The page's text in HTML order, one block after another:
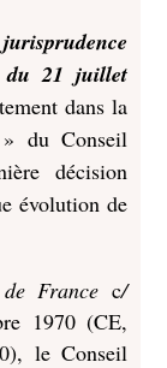
du 21 juillet
dans la
du Conseil
décision
évolution de
France c/
1970 (CE,
le Conseil